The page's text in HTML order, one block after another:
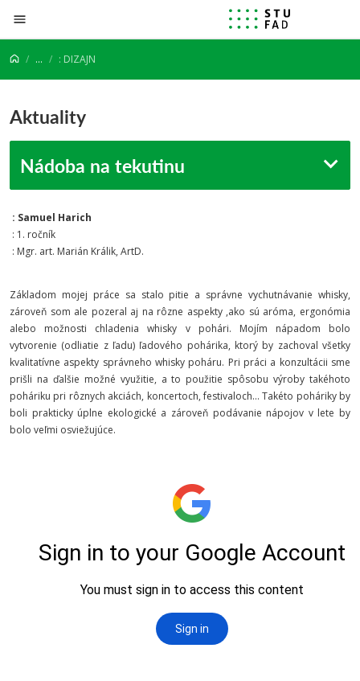
Prejsť na obsah
... : DIZAJN
Aktuality
Nádoba na tekutinu
: Samuel Harich
: 1. ročník
: Mgr. art. Marián Králik, ArtD.
Základom mojej práce sa stalo pitie a správne vychutnávanie whisky,
zároveň som ale pozeral aj na rôzne aspekty ,ako sú aróma, ergonómia
alebo možnosti chladenia whisky v pohári. Mojím nápadom bolo
vytvorenie (odliatie z ľadu) ľadového pohárika, ktorý by zachoval všetky
kvalitatívne aspekty správneho whisky poháru. Pri práci a konzultácii sme
prišli na ďalšie možné využitie, a to použitie spôsobu výroby takéhoto
poháriku pri rôznych akciách, koncertoch, festivaloch... Takéto poháriky by
boli prakticky úplne ekologické a zároveň podávanie nápojov v lete by
bolo veľmi osviežujúce.